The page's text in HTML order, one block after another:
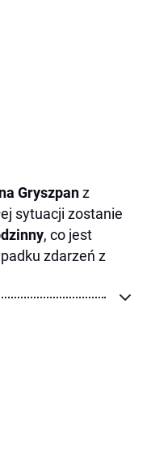
Gryszpanz
sytuacji zostanie
, co jest
zdarzeń z